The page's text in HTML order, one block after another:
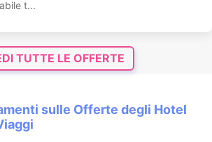
t...
TUTTE LE OFFERTE
sulle Offerte degli Hotel